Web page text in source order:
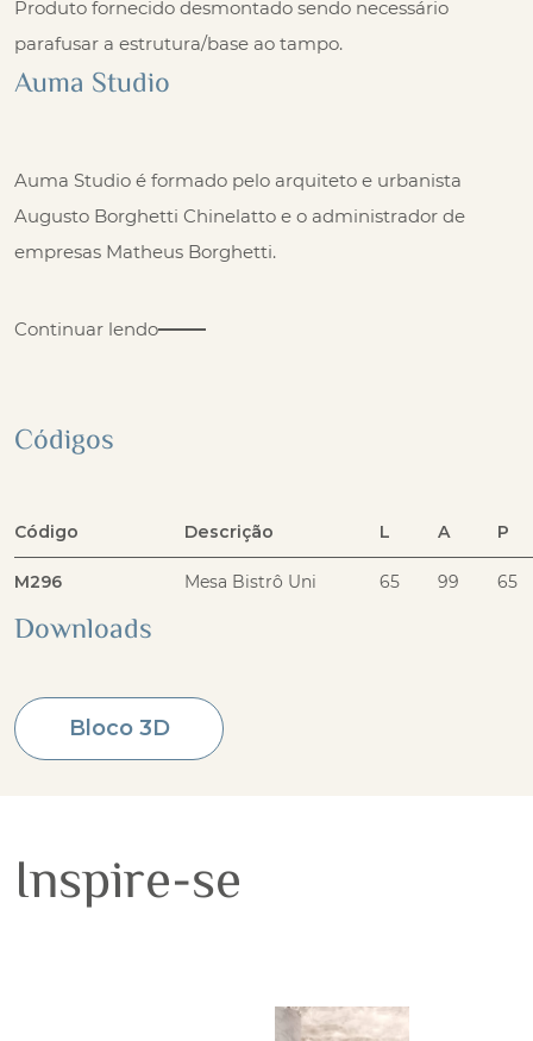
Produto fornecido desmontado sendo necessário
parafusar a estrutura/base ao tampo.
Auma Studio
Auma Studio é formado pelo arquiteto e urbanista
Augusto Borghetti Chinelatto e o administrador de
empresas Matheus Borghetti.
Continuar lendo
Códigos
Código Descrição L A P
M296 Mesa Bistrô Uni 65 99 65
Downloads
Bloco 3D
Inspire-se